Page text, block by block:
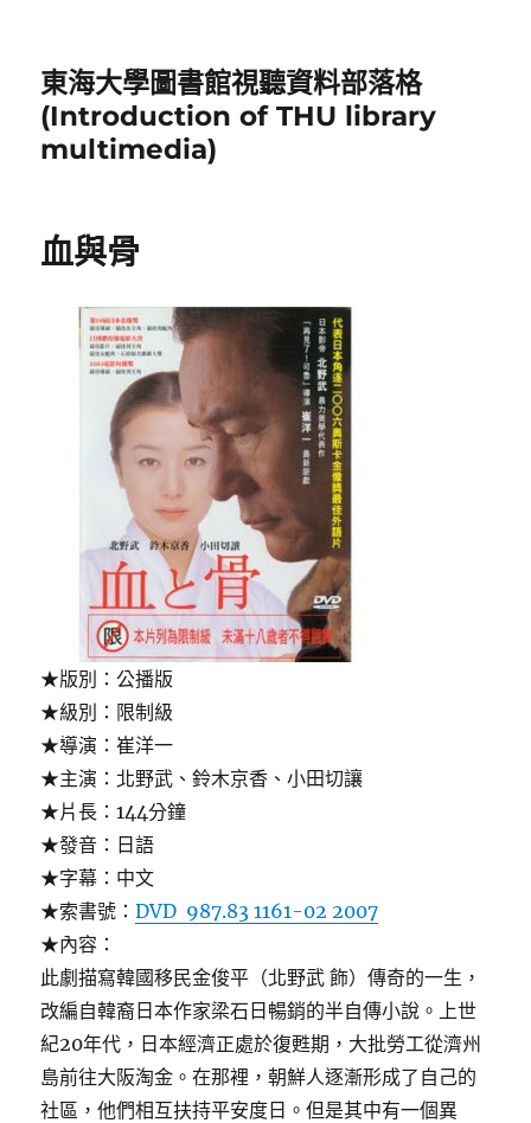
東海大學圖書館視聽資料部落格
(Introduction of THU library
multimedia)
血與骨
★版別：公播版
★級別：限制級
★導演：崔洋一
★主演：北野武、鈴木京香、小田切讓
★片長：144分鐘
★發音：日語
★字幕：中文
★索書號：DVD 987.83 1161-02 2007
★內容：
此劇描寫韓國移民金俊平（北野武 飾）傳奇的一生，
改編自韓裔日本作家梁石日暢銷的半自傳小說。上世
紀20年代，日本經濟正處於復甦期，大批勞工從濟州
島前往大阪淘金。在那裡，朝鮮人逐漸形成了自己的
社區，他們相互扶持平安度日。但是其中有一個異